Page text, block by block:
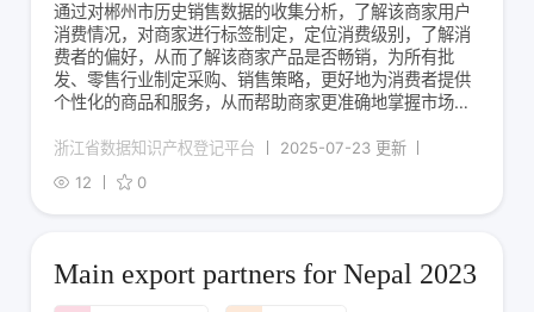
通过对郴州市历史销售数据的收集分析，了解该商家用户
消费情况，对商家进行标签制定，定位消费级别，了解消
费者的偏好，从而了解该商家产品是否畅销，为所有批
发、零售行业制定采购、销售策略，更好地为消费者提供
个性化的商品和服务，从而帮助商家更准确地掌握市场动
中根据商家消费能力梳理数据，筛选出商家ID、所在省
市、商品类型、销售区域、统计期间（年月）销售金额（
浙江省数据知识产权登记平台
2025-07-23 更新
12
0
Main export partners for Nepal 2023